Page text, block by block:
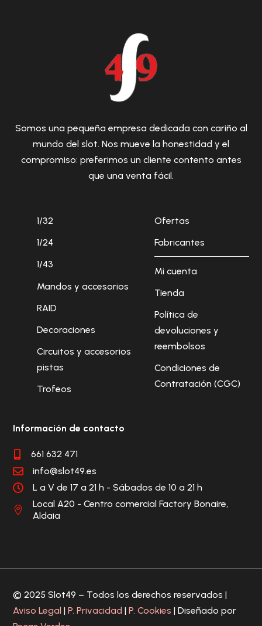
Somos una pequeña empresa dedicada con cariño al
mundo del slot. Nos mueve la honestidad y el
compromiso: preferimos un cliente contento antes
que una venta fácil.
1/32
1/24
1/43
Mandos y accesorios
RAID
Decoraciones
Circuitos y accesorios
pistas
Trofeos
Ofertas
Fabricantes
Mi cuenta
Tienda
Política de
devoluciones y
reembolsos
Condiciones de
Contratación (CGC)
Información de contacto
 661 632 471
 info@slot49.es
 L a V de 17 a 21 h - Sábados de 10 a 21 h

Local A20 - Centro comercial Factory Bonaire,
Aldaia
© 2025 Slot49 – Todos los derechos reservados |
Aviso Legal |P. Privacidad |P. Cookies | Diseñado por